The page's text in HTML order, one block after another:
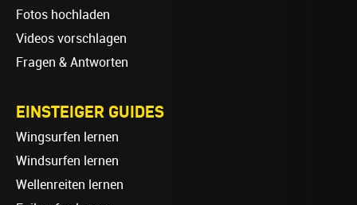
Fotos hochladen
Videos vorschlagen
Fragen & Antworten
EINSTEIGER GUIDES
Wingsurfen lernen
Windsurfen lernen
Wellenreiten lernen